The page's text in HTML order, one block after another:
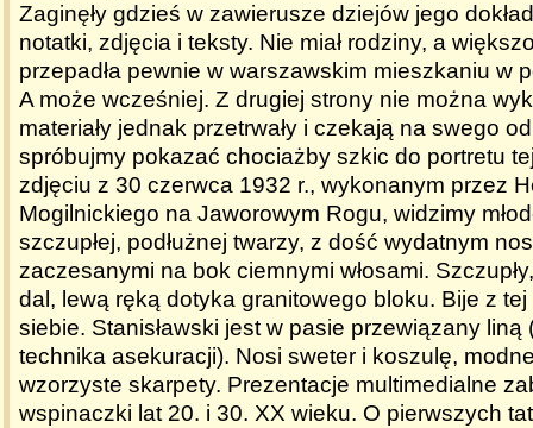
Zaginęły gdzieś w zawierusze dziejów jego
notatki, zdjęcia i teksty. Nie miał rodziny, a
przepadła pewnie w warszawskim mieszkaniu w
A może wcześniej. Z drugiej strony nie można
materiały jednak przetrwały i czekają na swego
spróbujmy pokazać chociażby szkic do portretu
zdjęciu z 30 czerwca 1932 r., wykonanym przez
Mogilnickiego na Jaworowym Rogu, widzimy
szczupłej, podłużnej twarzy, z dość wydatnym
zaczesanymi na bok ciemnymi włosami.
dal, lewą ręką dotyka granitowego bloku. Bije z
siebie. Stanisławski jest w pasie przewiązany liną
technika asekuracji). Nosi sweter i koszulę,
wzorzyste skarpety. Prezentacje multimedialne
wspinaczki lat 20. i 30. XX wieku. O pierwszych